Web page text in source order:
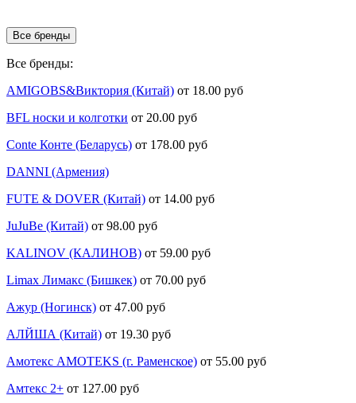
Все бренды
Все бренды:
AMIGOBS&Виктория (Китай) от 18.00 руб
BFL носки и колготки от 20.00 руб
Conte Конте (Беларусь) от 178.00 руб
DANNI (Армения)
FUTE & DOVER (Китай) от 14.00 руб
JuJuBe (Китай) от 98.00 руб
KALINOV (КАЛИНОВ) от 59.00 руб
Limax Лимакс (Бишкек) от 70.00 руб
Ажур (Ногинск) от 47.00 руб
АЛЙША (Китай) от 19.30 руб
Амотекс AMOTEKS (г. Раменское) от 55.00 руб
Амтекс 2+ от 127.00 руб